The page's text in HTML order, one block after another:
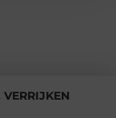
VERRIJKEN